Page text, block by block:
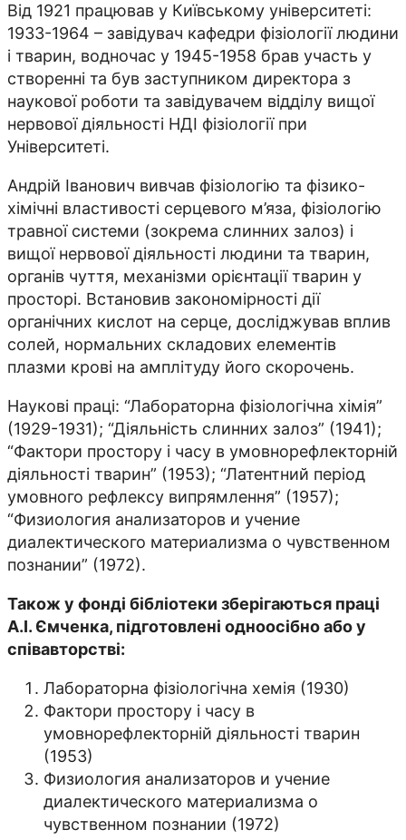
Від 1921 працював у Київському університеті:
1933-1964 – завідувач кафедри фізіології людини
і тварин, водночас у 1945-1958 брав участь у
створенні та був заступником директора з
наукової роботи та завідувачем відділу вищої
нервової діяльності НДІ фізіології при
Університеті.
Андрій Іванович вивчав фізіологію та фізико-
хімічні властивості серцевого м’яза, фізіологію
травної системи (зокрема слинних залоз) і
вищої нервової діяльності людини та тварин,
органів чуття, механізми орієнтації тварин у
просторі. Встановив закономірності дії
органічних кислот на серце, досліджував вплив
солей, нормальних складових елементів
плазми крові на амплітуду його скорочень.
Наукові праці: “Лабораторна фізіологічна хімія”
(1929-1931); “Діяльність слинних залоз” (1941);
“Фактори простору і часу в умовнорефлекторній
діяльності тварин” (1953); “Латентний період
умовного рефлексу випрямлення” (1957);
“Физиология анализаторов и учение
диалектического материализма о чувственном
познании” (1972).
Також у фонді бібліотеки зберігаються праці
А.І. Ємченка, підготовлені одноосібно або у
співавторстві:
Лабораторна фізіологічна хемія (1930)
Фактори простору і часу в
умовнорефлекторній діяльності тварин
(1953)
Физиология анализаторов и учение
диалектического материализма о
чувственном познании (1972)